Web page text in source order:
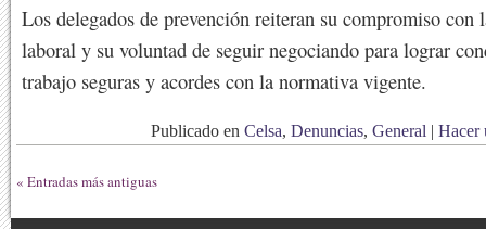
Los delegados de prevención reiteran su compromiso con
laboral y su voluntad de seguir negociando para lograr
trabajo seguras y acordes con la normativa vigente.
Publicado en Celsa, Denuncias, General | Hacer
« Entradas más antiguas